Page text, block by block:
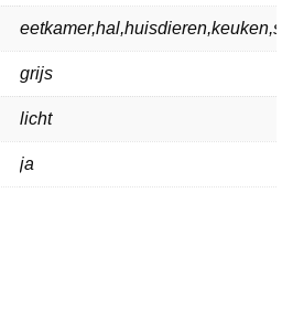
grijs
licht
ja